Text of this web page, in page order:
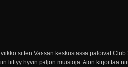
viikko sitten Vaasan keskustassa paloivat
liittyy hyvin paljon muistoja. Aion kirjoittaa